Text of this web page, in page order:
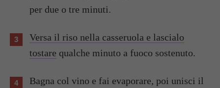
per due o tre minuti.
Versa il riso nella casseruola e lascialo
tostare qualche minuto a fuoco sostenuto.
Bagna col vino e fai evaporare, poi unisci il